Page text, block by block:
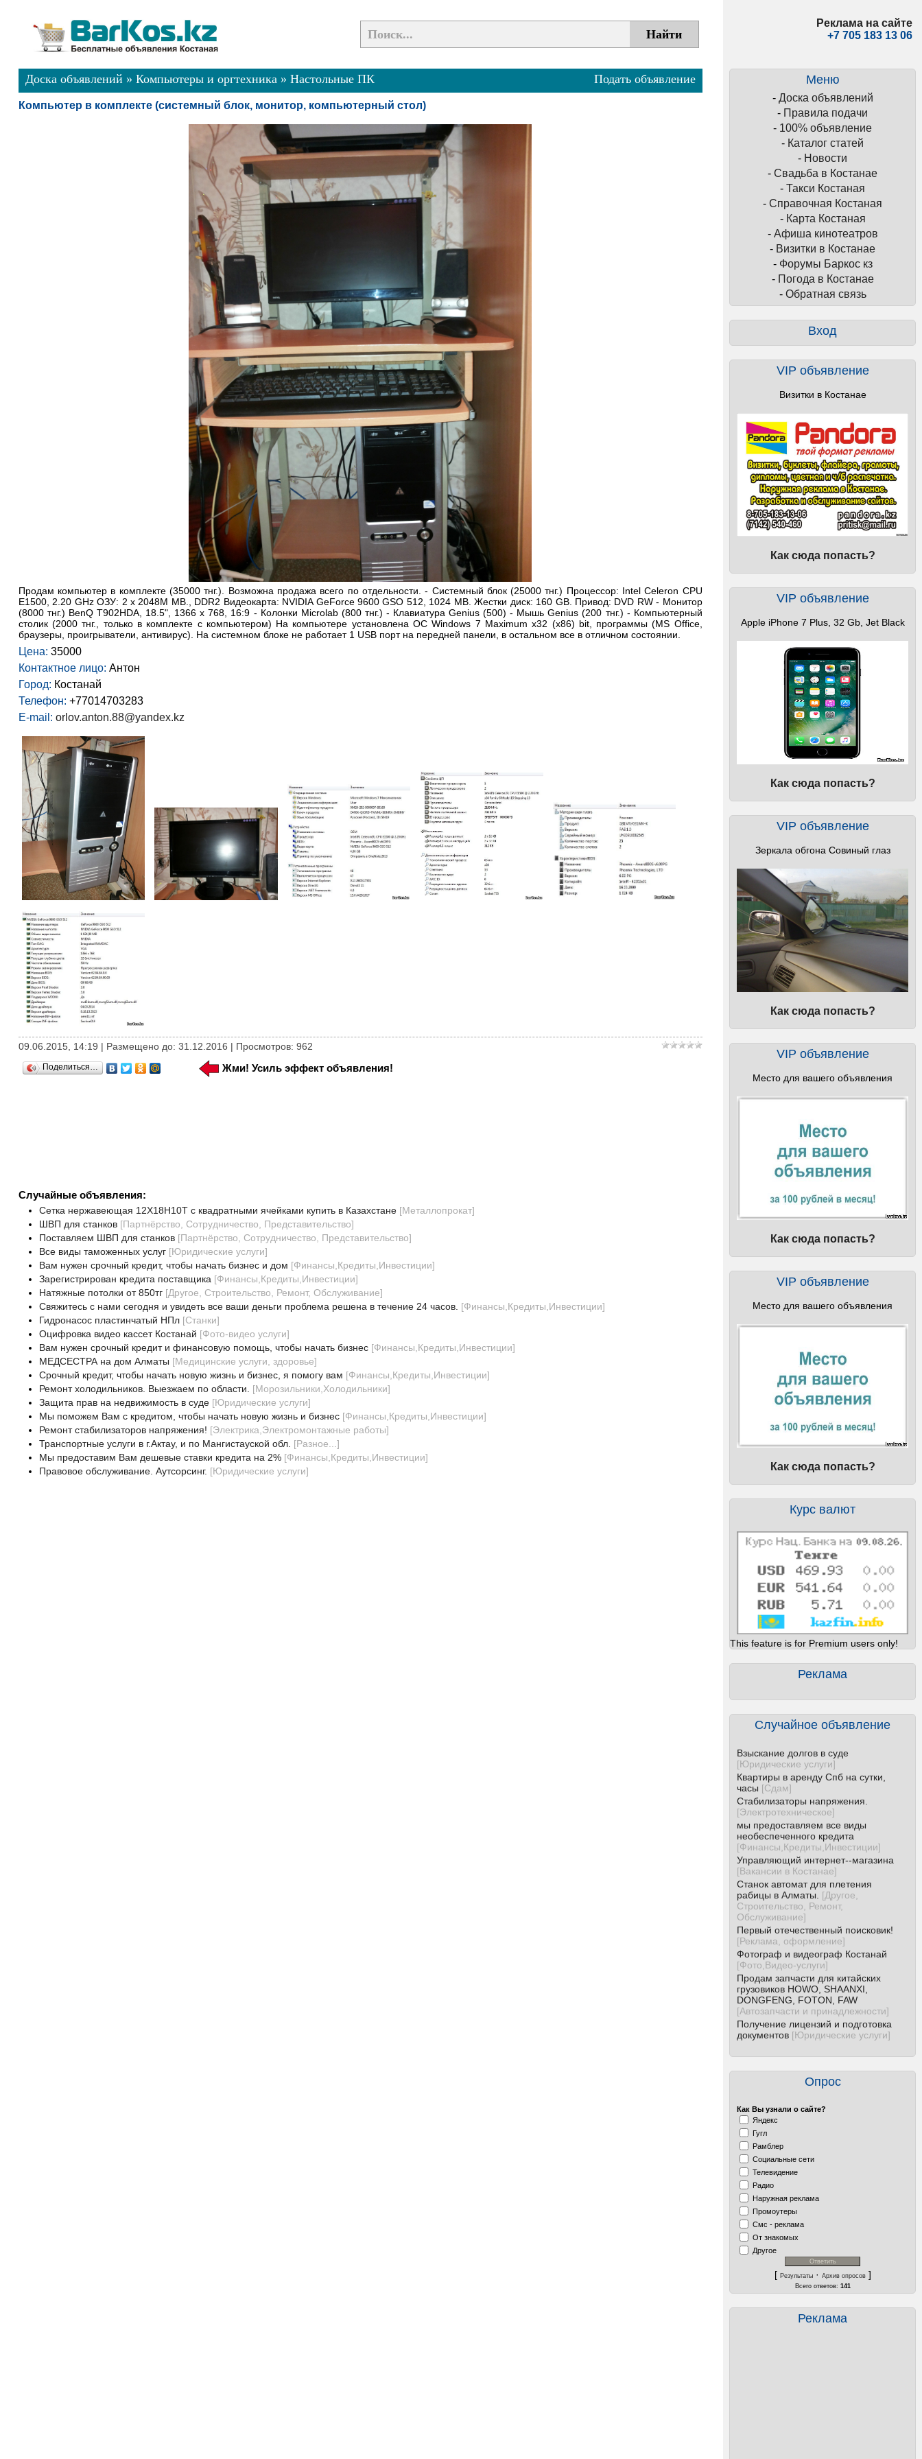
Реклама на сайте
+7 705 183 13 06
Меню
- Доска объявлений
- Правила подачи
- 100% объявление
- Каталог статей
- Новости
- Свадьба в Костанае
- Такси Костаная
- Справочная Костаная
- Карта Костаная
- Афиша кинотеатров
- Визитки в Костанае
- Форумы Баркос кз
- Погода в Костанае
- Обратная связь
Вход
VIP объявление
Визитки в Костанае
Как сюда попасть?
VIP объявление
Apple iPhone 7 Plus, 32 Gb, Jet Black
Как сюда попасть?
VIP объявление
Зеркала обгона Совиный глаз
Как сюда попасть?
VIP объявление
Место для вашего объявления
Как сюда попасть?
VIP объявление
Место для вашего объявления
Как сюда попасть?
Курс валют
This feature is for Premium users only!
Реклама
Случайное объявление
Взыскание долгов в суде
[Юридические услуги]
Квартиры в аренду Спб на сутки,
часы [Сдам]
Стабилизаторы напряжения.
[Электротехническое]
мы предоставляем все виды
необеспеченного кредита
[Финансы,Кредиты,Инвестиции]
Управляющий интернет--магазина
[Вакансии в Костанае]
Станок автомат для плетения
рабицы в Алматы.
[Другое,
Строительство, Ремонт,
Обслуживание]
Первый отечественный поисковик!
[Реклама, оформление]
Фотограф и видеограф Костанай
[Фото,Видео-услуги]
Продам запчасти для китайских
грузовиков HOWO, SHAANXI,
DONGFENG, FOTON, FAW
[Автозапчасти и принадлежности]
Получение лицензий и подготовка
документов [Юридические услуги]
Опрос
Как Вы узнали о сайте?
Яндекс
Гугл
Рамблер
Социальные сети
Телевидение
Радио
Наружная реклама
Промоутеры
Смс - реклама
От знакомых
Другое
[ Результаты· Архив опросов]
Всего ответов: 141
Реклама
Подать объявление
Доска объявлений » Компьютеры и оргтехника» Настольные ПК
Компьютер в комплекте (системный блок, монитор, компьютерный стол)
Продам компьютер в комплекте (35000 тнг.). Возможна продажа всего по отдельности. - Системный блок (25000 тнг.) Процессор: Intel Celeron CPU
E1500, 2.20 GHz ОЗУ: 2 х 2048М MB., DDR2 Видеокарта: NVIDIA GeForce 9600 GSO 512, 1024 MB. Жестки диск: 160 GB. Привод: DVD RW - Монитор
(8000 тнг.) BenQ T902HDA, 18.5", 1366 x 768, 16:9 - Колонки Microlab (800 тнг.) - Клавиатура Genius (500) - Мышь Genius (200 тнг.) - Компьютерный
столик (2000 тнг., только в комплекте с компьютером) На компьютере установлена ОС Windows 7 Maximum x32 (x86) bit, программы (MS Office,
браузеры, проигрыватели, антивирус). На системном блоке не работает 1 USB порт на передней панели, в остальном все в отличном состоянии.
Цена: 35000
Контактное лицо: Антон
Город: Костанай
Телефон: +77014703283
E-mail: orlov.anton.88@yandex.kz
09.06.2015, 14:19 | Размещено до: 31.12.2016 | Просмотров: 962
Поделиться… Жми! Усиль эффект объявления!
Случайные объявления:
Сетка нержавеющая 12Х18Н10Т с квадратными ячейками купить в Казахстане [Металлопрокат]
ШВП для станков [Партнёрство, Сотрудничество, Представительство]
Поставляем ШВП для станков [Партнёрство, Сотрудничество, Представительство]
Все виды таможенных услуг [Юридические услуги]
Вам нужен срочный кредит, чтобы начать бизнес и дом [Финансы,Кредиты,Инвестиции]
Зарегистрирован кредита поставщика [Финансы,Кредиты,Инвестиции]
Натяжные потолки от 850тг [Другое, Строительство, Ремонт, Обслуживание]
Свяжитесь с нами сегодня и увидеть все ваши деньги проблема решена в течение 24 часов. [Финансы,Кредиты,Инвестиции]
Гидронасос пластинчатый НПл [Станки]
Оцифровка видео кассет Костанай [Фото-видео услуги]
Вам нужен срочный кредит и финансовую помощь, чтобы начать бизнес [Финансы,Кредиты,Инвестиции]
МЕДСЕСТРА на дом Алматы [Медицинские услуги, здоровье]
Срочный кредит, чтобы начать новую жизнь и бизнес, я помогу вам [Финансы,Кредиты,Инвестиции]
Ремонт холодильников. Выезжаем по области.
[Морозильники,Холодильники]
Защита прав на недвижимость в суде [Юридические услуги]
Мы поможем Вам с кредитом, чтобы начать новую жизнь и бизнес [Финансы,Кредиты,Инвестиции]
Ремонт стабилизаторов напряжения! [Электрика,Электромонтажные работы]
Транспортные услуги в г.Актау, и по Мангистауской обл. [Разное... ]
Мы предоставим Вам дешевые ставки кредита на 2% [Финансы,Кредиты,Инвестиции]
Правовое обслуживание. Аутсорсинг. [Юридические услуги]